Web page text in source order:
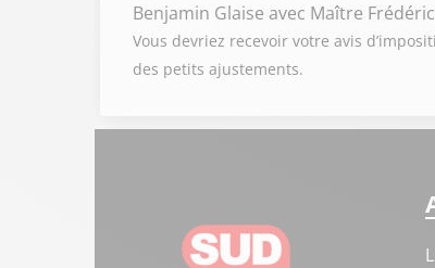
Benjamin Glaise avec Maître
Vous devriez recevoir votre avis
des petits ajustements.